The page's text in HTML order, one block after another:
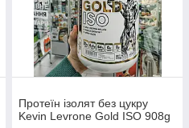
Протеїн ізолят без цукру
Kevin Levrone Gold ISO 908g